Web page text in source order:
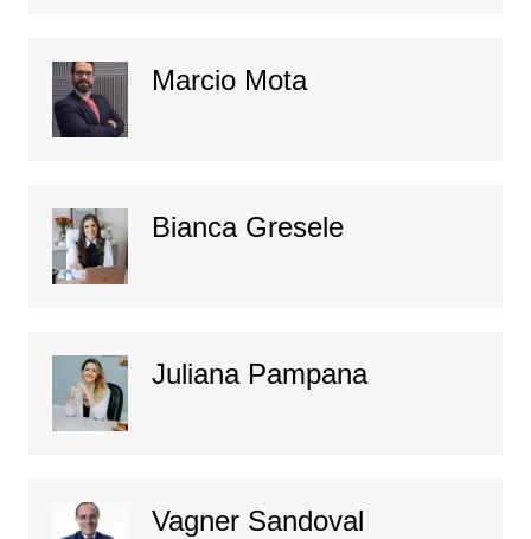
Marcio Mota
Bianca Gresele
Juliana Pampana
Vagner Sandoval